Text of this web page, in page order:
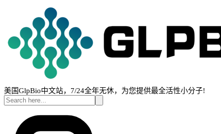
美国GlpBio中文站，7/24全年无休，为您提供最全活性小分子!